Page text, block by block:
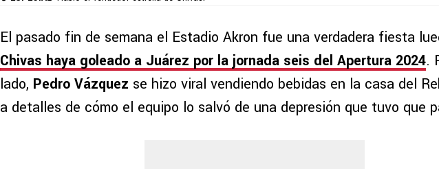
El pasado fin de semana el Estadio Akron fue una verdadera fiesta
Chivas haya goleado a Juárez por la jornada seis del Apertura 2024.
lado, Pedro Vázquez se hizo viral vendiendo bebidas en la casa del
a detalles de cómo el equipo lo salvó de una depresión que tuvo que